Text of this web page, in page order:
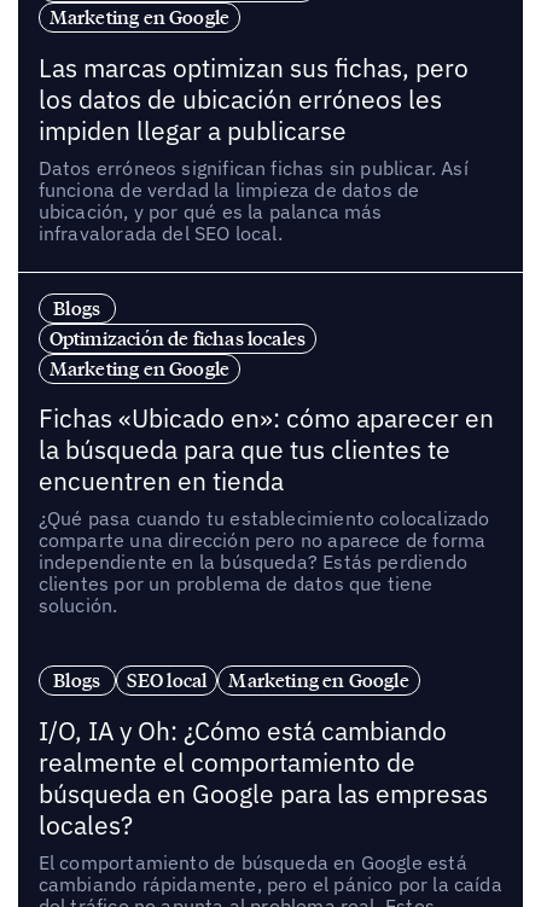
Marketing en Google
Las marcas optimizan sus fichas, pero
los datos de ubicación erróneos les
impiden llegar a publicarse
Datos erróneos significan fichas sin publicar. Así
funciona de verdad la limpieza de datos de
ubicación, y por qué es la palanca más
infravalorada del SEO local.
Blogs
Optimización de fichas locales
Marketing en Google
Fichas «Ubicado en»: cómo aparecer en
la búsqueda para que tus clientes te
encuentren en tienda
¿Qué pasa cuando tu establecimiento colocalizado
comparte una dirección pero no aparece de forma
independiente en la búsqueda? Estás perdiendo
clientes por un problema de datos que tiene
solución.
Blogs SEO local Marketing en Google
I/O, IA y Oh: ¿Cómo está cambiando
realmente el comportamiento de
búsqueda en Google para las empresas
locales?
El comportamiento de búsqueda en Google está
cambiando rápidamente, pero el pánico por la caída